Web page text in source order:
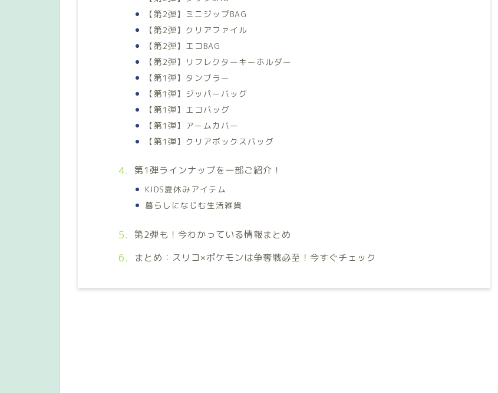
【第2弾】ミニジップBAG
【第2弾】クリアファイル
【第2弾】エコBAG
【第2弾】リフレクターキーホルダー
【第1弾】タンブラー
【第1弾】ジッパーバッグ
【第1弾】エコバッグ
【第1弾】アームカバー
【第1弾】クリアボックスバッグ
第1弾ラインナップを一部ご紹介！
KIDS夏休みアイテム
暮らしになじむ生活雑貨
第2弾も！今わかっている情報まとめ
まとめ：スリコ×ポケモンは争奪戦必至！今すぐチェック